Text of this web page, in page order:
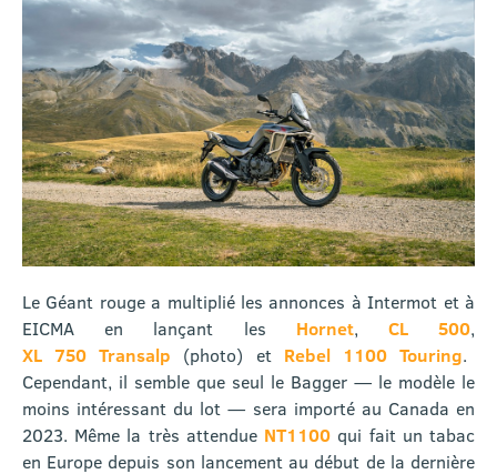
Le Géant rouge a multiplié les annonces à Intermot et à
EICMA en lançant les Hornet, CL 500,
XL 750 Transalp (photo) et Rebel 1100 Touring.
Cependant, il semble que seul le Bagger — le modèle le
moins intéressant du lot — sera importé au Canada en
2023. Même la très attendue NT1100 qui fait un tabac
en Europe depuis son lancement au début de la dernière